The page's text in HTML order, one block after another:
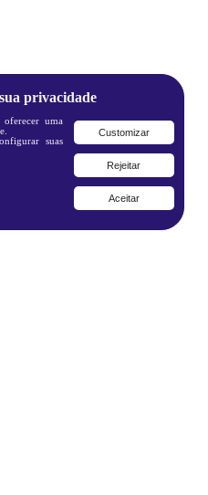
privacidade
uma
suas
Customizar
Rejeitar
Aceitar